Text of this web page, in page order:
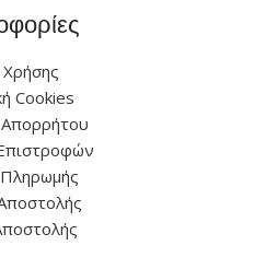
Cookies
Απορρήτου